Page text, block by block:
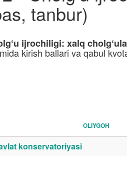
tanbur)
ijrochiligi: xalq
kirish ballari va qabul
OLIYGOH
konservatoriyasi